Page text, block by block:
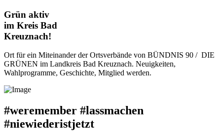
Grün aktiv
im Kreis Bad
Kreuznach!
Ort für ein Miteinander der Ortsverbände von BÜNDNIS 90 / DIE
GRÜNEN im Landkreis Bad Kreuznach. Neuigkeiten,
Wahlprogramme, Geschichte, Mitglied werden.
#weremember #lassmachen
#niewiederistjetzt